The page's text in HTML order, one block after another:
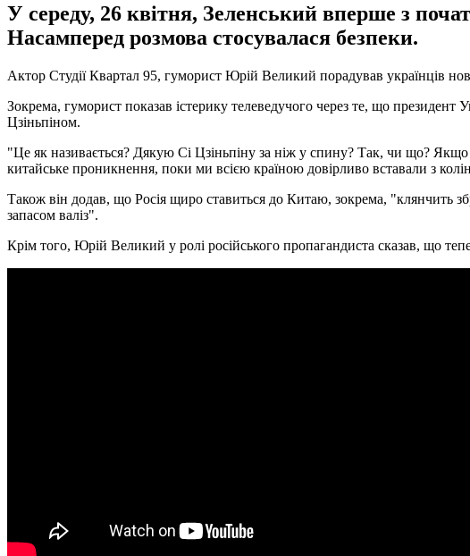
У середу, 26 квітня, Зеленський вперше з
Насамперед розмова стосувалася безпеки.
Актор Студії Квартал 95, гуморист Юрій Великий порадував українців
Зокрема, гуморист показав істерику телеведучого через те, що
Цзіньпіном.
"Це як називається? Дякую Сі Цзіньпіну за ніж у спину? Так, чи що?
китайське проникнення, поки ми всією країною довірливо вставали з
Також він додав, що Росія щиро ставиться до Китаю, зокрема, "клянчить
запасом валіз".
Крім того, Юрій Великий у ролі російського пропагандиста сказав, що